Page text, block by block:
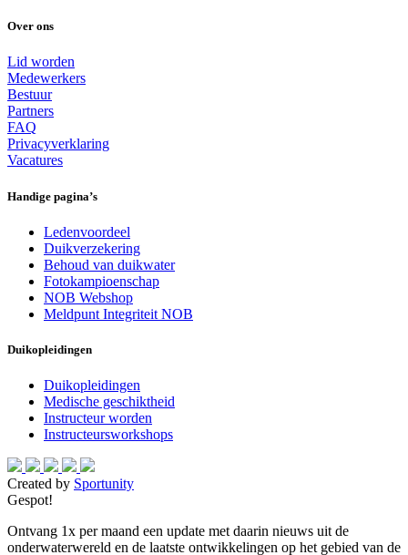
Over ons
Lid worden
Medewerkers
Bestuur
Partners
FAQ
Privacyverklaring
Vacatures
Handige pagina’s
Ledenvoordeel
Duikverzekering
Behoud van duikwater
Fotokampioenschap
NOB Webshop
Meldpunt Integriteit NOB
Duikopleidingen
Duikopleidingen
Medische geschiktheid
Instructeur worden
Instructeursworkshops
Created by Sportunity
Gespot!
Ontvang 1x per maand een update met daarin nieuws uit de
onderwaterwereld en de laatste ontwikkelingen op het gebied van de